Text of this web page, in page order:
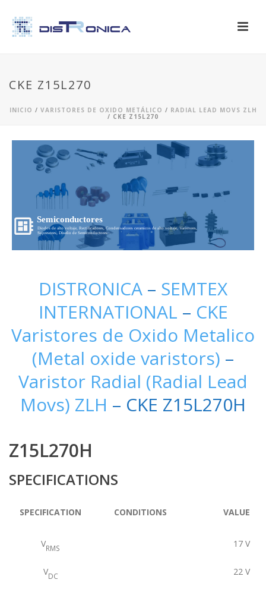
CKE Z15L270
INICIO / VARISTORES DE OXIDO METÁLICO / RADIAL LEAD MOVS ZLH
/ CKE Z15L270
Semiconductores
Diodos de alto voltaje, Rectificadores, Condensadores ceramicos de alto voltaje, Varistores,
Supresores, Diseño de Semiconductores...
DISTRONICA – SEMTEX
INTERNATIONAL – CKE
Varistores de Oxido Metalico
(Metal oxide varistors) –
Varistor Radial (Radial Lead
Movs) ZLH – CKE Z15L270H
Z15L270H
SPECIFICATIONS
SPECIFICATION CONDITIONS VALUE
VRMS 17 V
VDC 22 V